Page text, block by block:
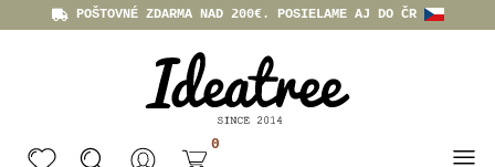
POŠTOVNÉ ZDARMA NAD 200€. POSIELAME AJ DO ČR
0